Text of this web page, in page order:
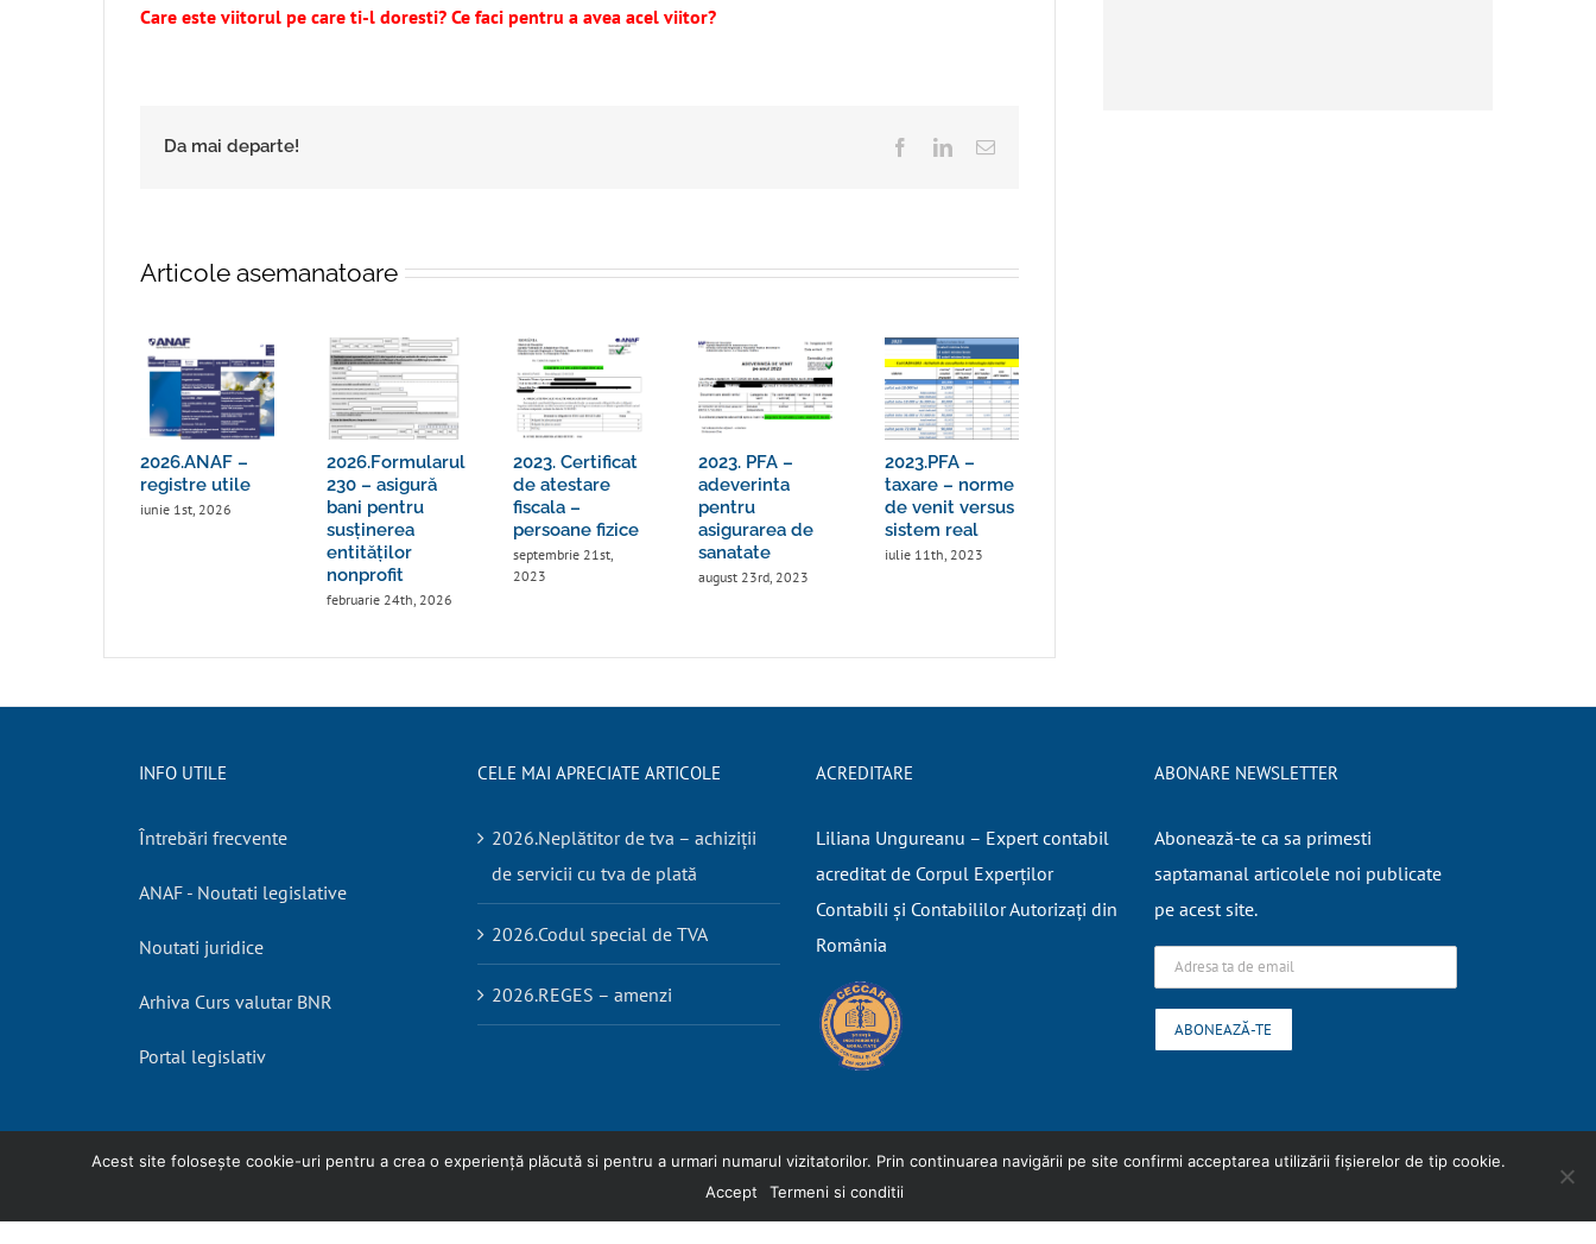
Care este viitorul pe care ti-l doresti? Ce faci pentru a avea acel viitor?
Da mai departe! FacebookLinkedIn
E-
Articole asemanatoare
2026.ANAF –
registre utile
iunie 1st, 2026
2026.Formularul
230 – asigură
bani pentru
susținerea
entităților
nonprofit
februarie 24th, 2026
2023. Certificat
de atestare
fiscala –
persoane fizice
septembrie 21st,
2023
2023. PFA –
adeverinta
pentru
asigurarea de
sanatate
august 23rd, 2023
2023.PFA –
taxare – norme
de venit versus
sistem real
iulie 11th, 2023
INFO UTILE
Întrebări frecvente
ANAF - Noutati legislative
Noutati juridice
Arhiva Curs valutar BNR
Portal legislativ
CELE MAI APRECIATE ARTICOLE
2026.Neplătitor de tva – achiziții
de servicii cu tva de plată
2026.Codul special de TVA
2026.REGES – amenzi
ACREDITARE
Liliana Ungureanu – Expert contabil
acreditat de Corpul Experților
Contabili și Contabililor Autorizați din
România
ABONARE NEWSLETTER
Abonează-te ca sa primesti
saptamanal articolele noi publicate
pe acest site.
Acest site folosește cookie-uri pentru a crea o experiență plăcută si pentru a urmari numarul vizitatorilor. Prin continuarea navigării pe site confirmi acceptarea utilizării fişierelor de tip cookie.
Accept
Termeni si conditii